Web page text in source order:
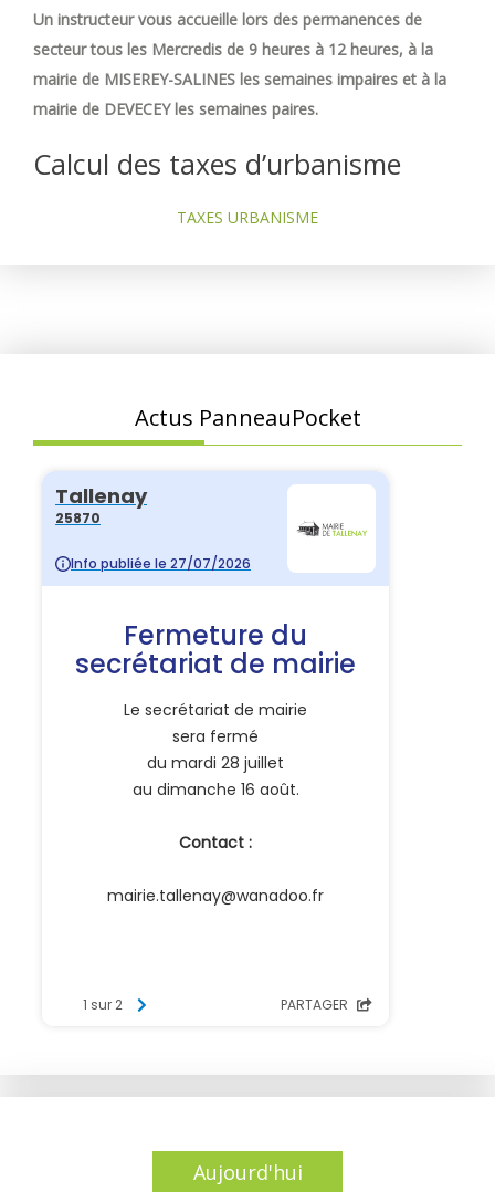
Un instructeur vous accueille lors des permanences de
secteur tous les Mercredis de 9 heures à 12 heures, à la
mairie de MISEREY-SALINES les semaines impaires et à la
mairie de DEVECEY les semaines paires.
Calcul des taxes d’urbanisme
TAXES URBANISME
Actus PanneauPocket
Aujourd'hui